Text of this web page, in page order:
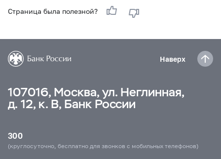
Страница была полезной?
Наверх
107016, Москва, ул. Неглинная,
д. 12, к. В, Банк России
300
(круглосуточно, бесплатно для звонков с мобильных телефонов)